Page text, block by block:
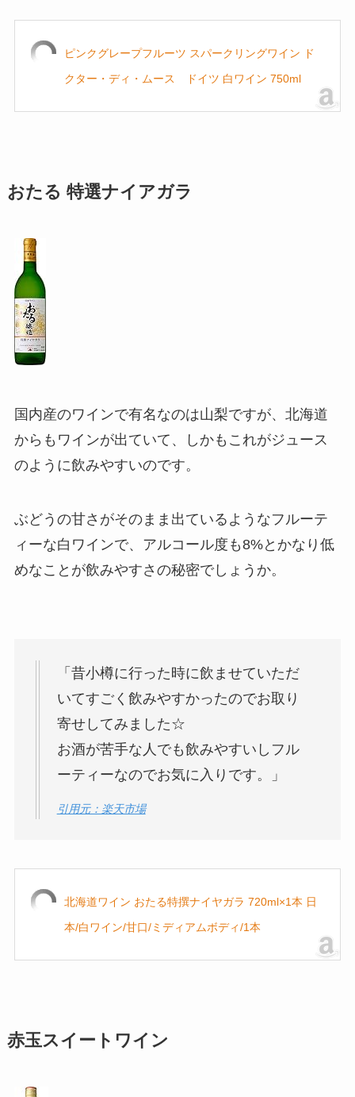
ピンクグレープフルーツ スパークリングワイン ド
クター・ディ・ムース ドイツ 白ワイン 750ml
おたる 特選ナイアガラ
国内産のワインで有名なのは山梨ですが、北海道
からもワインが出ていて、しかもこれがジュース
のように飲みやすいのです。
ぶどうの甘さがそのまま出ているようなフルーテ
ィーな白ワインで、アルコール度も8%とかなり低
めなことが飲みやすさの秘密でしょうか。
「昔小樽に行った時に飲ませていただ
いてすごく飲みやすかったのでお取り
寄せしてみました☆
お酒が苦手な人でも飲みやすいしフル
ーティーなのでお気に入りです。」
引用元：楽天市場
北海道ワイン おたる特撰ナイヤガラ 720ml×1本 日
本/白ワイン/甘口/ミディアムボディ/1本
赤玉スイートワイン